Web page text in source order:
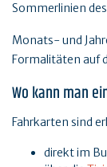
Sommerlinien
Monats- und
Formalitäten auf
Wo kann man
Fahrkarten sind
direkt im